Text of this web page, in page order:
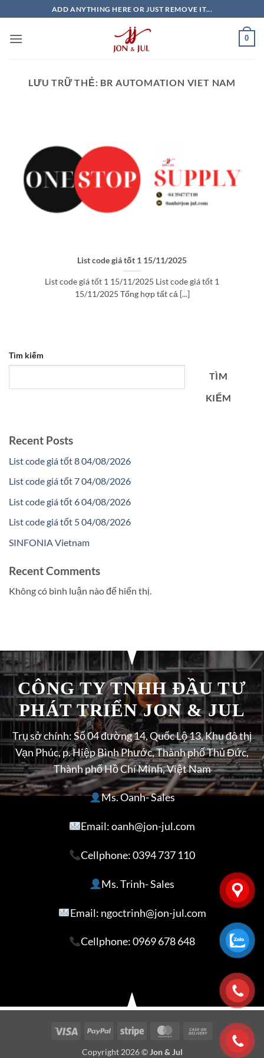
qua
nội
ADD ANYTHING HERE OR JUST REMOVE IT...
0
LƯU TRỮ THẺ: BR AUTOMATION VIET NAM
List code giá tốt 1 15/11/2025
List code giá tốt 1 15/11/2025 List code giá tốt 1
15/11/2025 Tổng hợp tất cả [...]
Tìm kiếm
TÌM
KIẾM
Recent Posts
List code giá tốt 8 04/08/2026
List code giá tốt 7 04/08/2026
List code giá tốt 6 04/08/2026
List code giá tốt 5 04/08/2026
SINFONIA Vietnam
Recent Comments
Không có bình luận nào để hiển thị.
CÔNG TY TNHH ĐẦU TƯ
PHÁT TRIỂN JON & JUL
Trụ sở chính: Số 04 đường 14, Quốc Lộ 13, Khu đô thị
Vạn Phúc, p. Hiệp Bình Phước, Thành phố Thủ Đức,
Thành phố Hồ Chí Minh, Việt Nam
Ms. Oanh- Sales
Email: oanh@jon-jul.com
Cellphone:0394 737 110
Ms. Trinh- Sales
Email: ngoctrinh@jon-jul.com
Cellphone:0969 678 648
Visa PayPal Stripe MasterCardCash
On
Copyright 2026 © Jon & Jul